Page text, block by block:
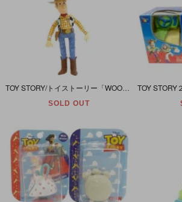
TOY STORY/トイストーリー「WOODY/ウッディ・プラッシュドール・ぬいぐるみ」
SOLD OUT